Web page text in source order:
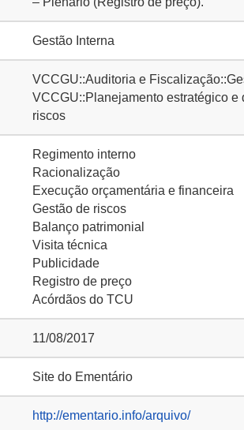
Gestão Interna
VCCGU::Auditoria e
VCCGU::Planejamento estratégico
riscos
Regimento interno
Racionalização
Execução orçamentária e financeira
Gestão de riscos
Balanço patrimonial
Visita técnica
Publicidade
Registro de preço
Acórdãos do TCU
11/08/2017
Site do Ementário
http://ementario.info/arquivo/